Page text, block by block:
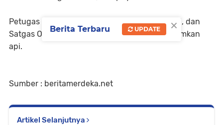
Petugas yang dibantu oleh personil TNI, POLRI, dan
Satgas OPS ketupat lebaran berhasil memadamkan
api.
Sumber : beritamerdeka.net
Artikel Selanjutnya
×
Berita Terbaru UPDATE